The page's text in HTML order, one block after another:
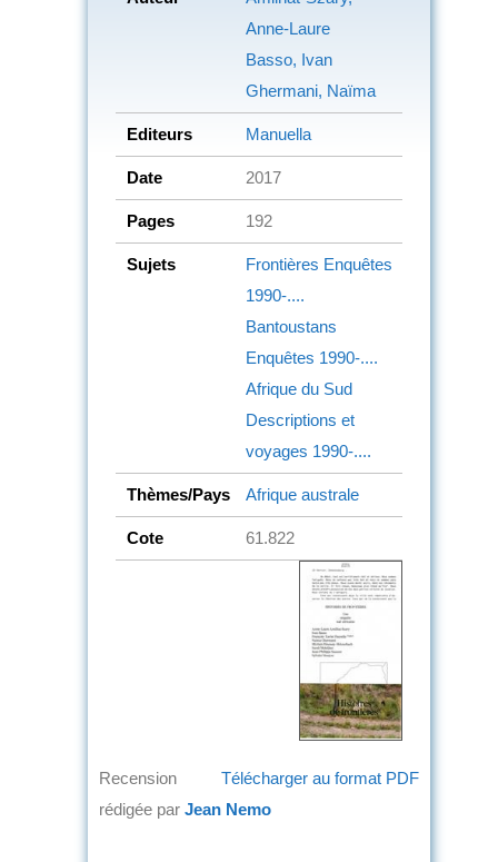
Anne-Laure
Basso, Ivan
Ghermani, Naïma
Editeurs Manuella
Date 2017
Pages 192
Sujets Frontières Enquêtes
1990-....
Bantoustans
Enquêtes 1990-....
Afrique du Sud
Descriptions et
voyages 1990-....
Thèmes/Pays Afrique australe
Cote 61.822
Télécharger au format PDF
Recension
rédigée par Jean Nemo